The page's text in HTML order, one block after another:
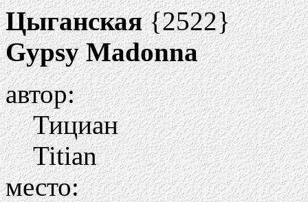
Цыганская{2522}
Gypsy Madonna
автор:
Тициан
Titian
место: